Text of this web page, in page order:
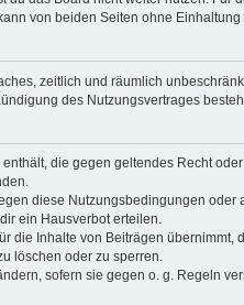
von beiden Seiten ohne
zeitlich und räumlich
des Nutzungsvertrages
die gegen geltendes Recht
diese Nutzungsbedingungen
ein Hausverbot erteilen.
die Inhalte von Beiträgen
löschen oder zu sperren.
sofern sie gegen o. g. Regeln